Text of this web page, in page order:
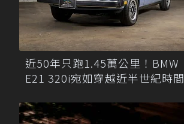
近50年只跑1.45萬公里！BMW
E21 320i宛如穿越近半世紀時間